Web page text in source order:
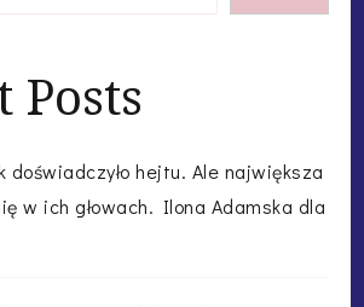
Posts
doświadczyło hejtu. Ale największa
w ich głowach. Ilona Adamska dla